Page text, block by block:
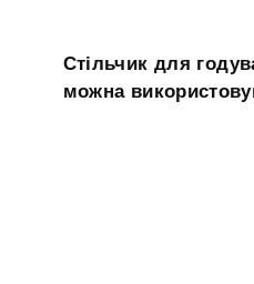
Стільчик для
можна